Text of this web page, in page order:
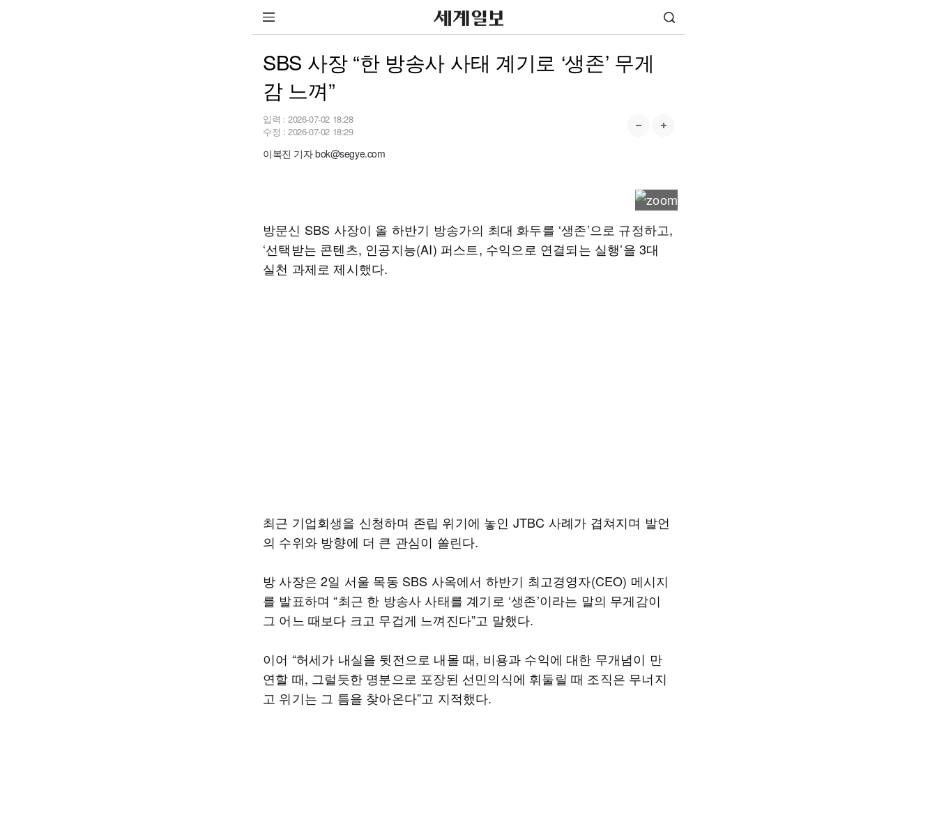
SBS 사장 “한 방송사 사태 계기로 ‘생존’ 무게
감 느껴”
입력 : 2026-07-02 18:28
수정 : 2026-07-02 18:29
이복진 기자 bok@segye.com
방문신 SBS 사장이 올 하반기 방송가의 최대 화두를 ‘생존’으로 규정하고,
‘선택받는 콘텐츠, 인공지능(AI) 퍼스트, 수익으로 연결되는 실행’을 3대
실천 과제로 제시했다.
최근 기업회생을 신청하며 존립 위기에 놓인 JTBC 사례가 겹쳐지며 발언
의 수위와 방향에 더 큰 관심이 쏠린다.
방 사장은 2일 서울 목동 SBS 사옥에서 하반기 최고경영자(CEO) 메시지
를 발표하며 “최근 한 방송사 사태를 계기로 ‘생존’이라는 말의 무게감이
그 어느 때보다 크고 무겁게 느껴진다”고 말했다.
이어 “허세가 내실을 뒷전으로 내몰 때, 비용과 수익에 대한 무개념이 만
연할 때, 그럴듯한 명분으로 포장된 선민의식에 휘둘릴 때 조직은 무너지
고 위기는 그 틈을 찾아온다”고 지적했다.